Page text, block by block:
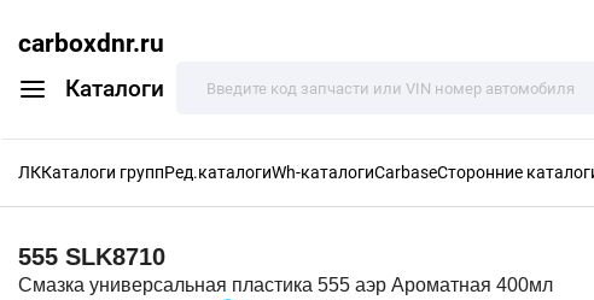
carboxdnr.ru
Каталоги
ЛККаталоги группРед.каталогиWh-каталогиCarbaseСторонние
555 SLK8710
Смазка универсальная пластика 555 аэр Ароматная 400мл